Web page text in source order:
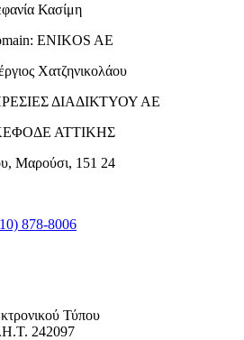
Κασίμη
ENIKOS AE
Χατζηνικολάου
ΔΙΑΔΙΚΤΥΟΥ ΑΕ
ΑΤΤΙΚΗΣ
Μαρούσι, 151 24
878-8006
Τύπου
242097